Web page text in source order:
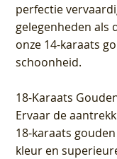
perfectie
gelegenheden als
onze 14-karaats
schoonheid.
18-Karaats
Ervaar de
18-karaats
kleur en